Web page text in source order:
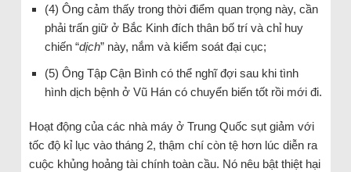
(4) Ông cảm thấy trong thời điểm quan trọng này, cần
phải trấn giữ ở Bắc Kinh đích thân bố trí và chỉ huy
chiến “dịch” này, nắm và kiểm soát đại cục;
(5) Ông Tập Cận Bình có thể nghĩ đợi sau khi tình
hình dịch bệnh ở Vũ Hán có chuyển biến tốt rồi mới đi.
Hoạt động của các nhà máy ở Trung Quốc sụt giảm với
tốc độ kỉ lục vào tháng 2, thậm chí còn tệ hơn lúc diễn ra
cuộc khủng hoảng tài chính toàn cầu. Nó nêu bật thiệt hại